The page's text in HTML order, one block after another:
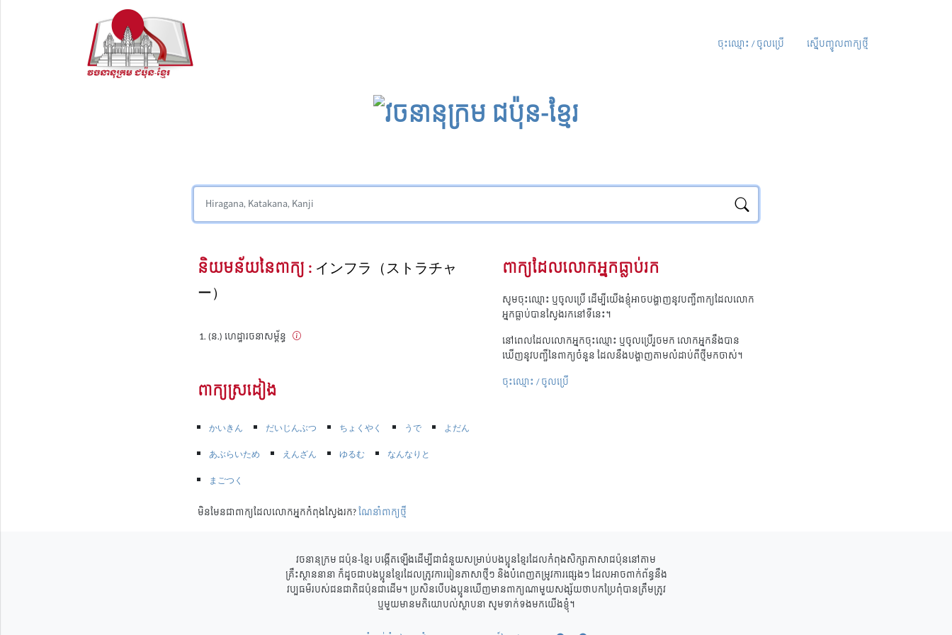
ចុះឈ្មោះ / ចូលប្រើ ស្នើបញ្ចូលពាក្យថ្មី
និយមន័យនៃពាក្យ :インフラ（ストラチャ
ー）
(ន.) ហេដ្ឋារចនាសម្ព័ន្ធ
ពាក្យស្រដៀង
かいきん だいじんぶつ ちょくやく うで
よだん
あぶらいため
えんざん ゆるむ
なんなりと
まごつく
មិនមែនជាពាក្យដែលលោកអ្នកកំពុងស្វែងរក?ណែនាំពាក្យថ្មី
ពាក្យដែលលោកអ្នកធ្លាប់រក
សូមចុះឈ្មោះ ឬចូលប្រើ ដើម្បីយើងខ្ញុំអាចបង្ហាញនូវបញ្ជីពាក្យដែលលោក
អ្នកធ្លាប់បានស្វែងរកនៅទីនេះ។
នៅពេលដែលលោកអ្នកចុះឈ្មោះ ឬចូលប្រើរួចមក លោកអ្នកនឹងបាន
ឃើញនូវបញ្ជីនៃពាក្យចំនួន ដែលនឹងបង្ហាញតាមលំដាប់ពីថ្មីមកចាស់។
ចុះឈ្មោះ / ចូលប្រើ
វចនានុក្រម ជប៉ុន-ខ្មែរ បង្កើតឡើងដើម្បីជាជំនួយសម្រាប់បងប្អូនខ្មែរដែលកំពុងសិក្សាភាសាជប៉ុននៅតាម
គ្រឹះស្ថាននានា ក៏ដូចជាបងប្អូនខ្មែរដែលត្រូវការរៀនភាសាថ្មីៗ និងបំពេញតម្រូវការផ្សេងៗ ដែលអាចពាក់ព័ន្ធនឹង
វប្បធម៌របស់ជនជាតិជប៉ុនជាដើម។ ប្រសិនបើបងប្អូនឃើញមានពាក្យណាមួយសង្ស័យថាបកប្រែពុំបានត្រឹមត្រូវ
ឬមួយមានមតិយោបល់ស្ថាបនា សូមទាក់ទងមកយើងខ្ញុំ។